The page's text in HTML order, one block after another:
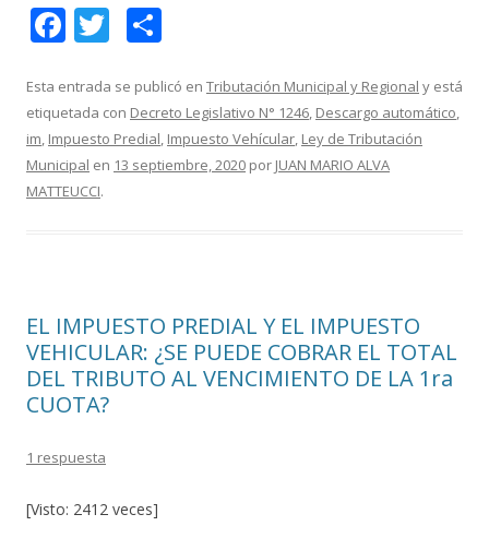
F
e
b
o
o
T
itt
er
m
p
ar
Esta entrada se publicó en Tributación Municipal y Regional y está
etiquetada con Decreto Legislativo N° 1246, Descargo automático,
im, Impuesto Predial, Impuesto Vehícular, Ley de Tributación
Municipal en 13 septiembre, 2020 por JUAN MARIO ALVA
MATTEUCCI.
EL IMPUESTO PREDIAL Y EL IMPUESTO
VEHICULAR: ¿SE PUEDE COBRAR EL TOTAL
DEL TRIBUTO AL VENCIMIENTO DE LA 1ra
CUOTA?
1 respuesta
[Visto: 2412 veces]